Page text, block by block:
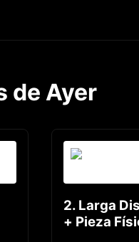
de Ayer
2. Larga
+ Pieza